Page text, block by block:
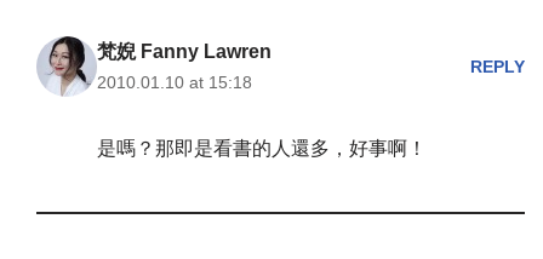
梵婗 Fanny Lawren
2010.01.10 at 15:18
REPLY
是嗎？那即是看書的人還多，好事啊！